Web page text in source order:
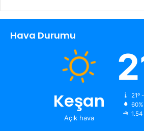
Hava Durumu
Keşan
Açık hava
21º
60%